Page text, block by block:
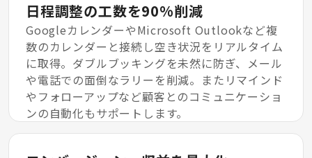
日程調整の工数を90%削減
GoogleカレンダーやMicrosoft Outlookなど複
数のカレンダーと接続し空き状況をリアルタイム
に取得。ダブルブッキングを未然に防ぎ、メール
や電話での面倒なラリーを削減。またリマインド
やフォローアップなど顧客とのコミュニケーショ
ンの自動化もサポートします。